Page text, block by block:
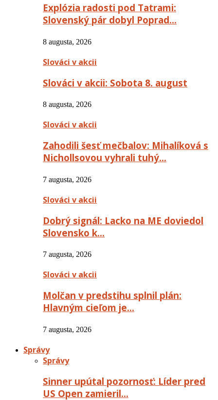
Explózia radosti pod Tatrami:
Slovenský pár dobyl Poprad…
8 augusta, 2026
Slováci v akcii
Slováci v akcii: Sobota 8. august
8 augusta, 2026
Slováci v akcii
Zahodili šesť mečbalov: Mihalíková s
Nichollsovou vyhrali tuhý…
7 augusta, 2026
Slováci v akcii
Dobrý signál: Lacko na ME doviedol
Slovensko k…
7 augusta, 2026
Slováci v akcii
Molčan v predstihu splnil plán:
Hlavným cieľom je…
7 augusta, 2026
Správy
Správy
Sinner upútal pozornosť: Líder pred
US Open zamieril…